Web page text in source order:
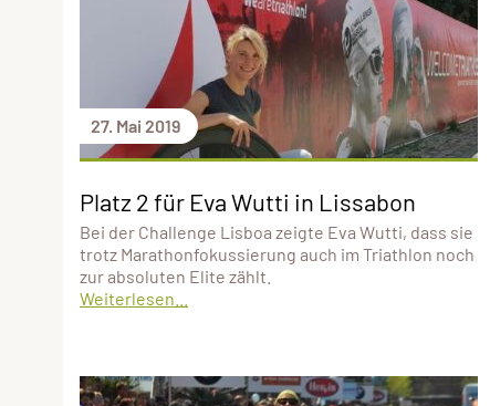
27. Mai 2019
Platz 2 für Eva Wutti in Lissabon
Bei der Challenge Lisboa zeigte Eva Wutti, dass sie
trotz Marathonfokussierung auch im Triathlon noch
zur absoluten Elite zählt.
Weiterlesen...